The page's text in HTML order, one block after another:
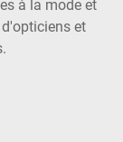
à la mode et
et